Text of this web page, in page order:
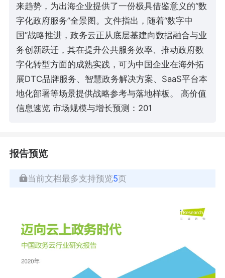
来趋势，为出海企业提供了一份极具借鉴意义的“数
字化政府服务”全景图。文件指出，随着“数字中
国”战略推进，政务云正从底层基建向数据融合与业
务创新跃迁，其在提升公共服务效率、推动政府数
字化转型方面的成熟实践，可为中国企业在海外拓
展DTC品牌服务、智慧政务解决方案、SaaS平台本
地化部署等场景提供战略参考与落地样板。 高价值
信息速览 市场规模与增长预测：201
报告预览
当前文档最多支持预览5页